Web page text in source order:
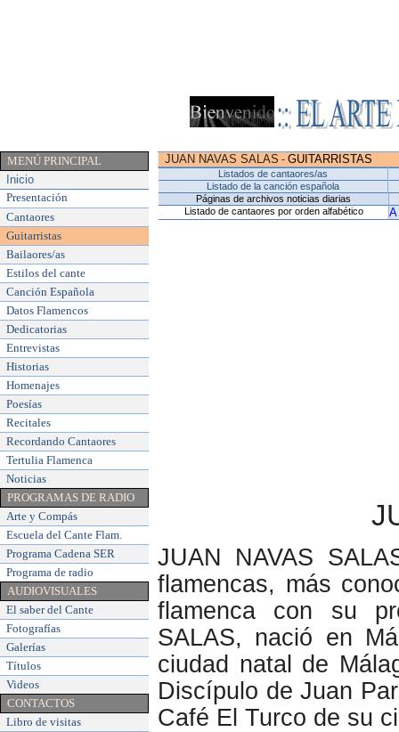
MENÚ PRINCIPAL
Inicio
Presentación
Cantaores
Guitarristas
Bailaores/as
Estilos del cante
Canción Española
Datos Flamencos
Dedicatorias
Entrevistas
Historias
Homenajes
Poesías
Recitales
Recordando Cantaores
Tertulia Flamenca
Noticias
PROGRAMAS DE RADIO
Arte y Compás
Escuela del Cante Flam.
Programa Cadena SER
Programa de radio
AUDIOVISUALES
El saber del Cante
Fotografías
Galerías
Títulos
Videos
CONTACTOS
Libro de visitas
JUAN NAVAS SALAS -GUITARRISTAS
Listados de cantaores/as
Listado de la canción española
Páginas de archivos noticias diarias
Listado de cantaores por orden alfabético
A
JUAN NAVAS
flamencas, más
flamenca con su
SALAS, nació en
ciudad natal de
Discípulo de Juan
Café El Turco de su